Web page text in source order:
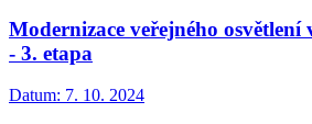
Modernizace veřejného osvětlení
- 3. etapa
Datum: 7. 10. 2024